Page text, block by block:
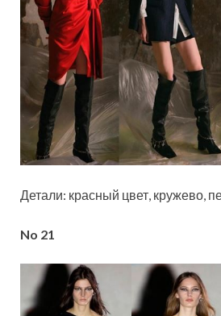
Детали: красный цвет, кружево,
No 21